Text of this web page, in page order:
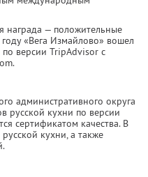
награда — положительные
«Вега Измайлово» вошел
версии TripAdvisor с
административного округа
русской кухни по версии
сертификатом качества. В
кухни, а также